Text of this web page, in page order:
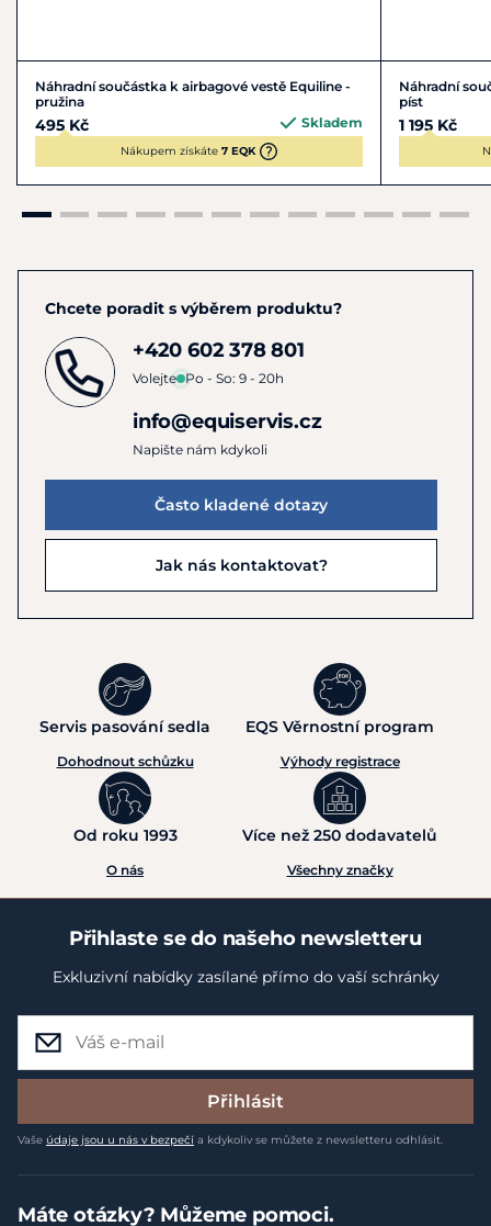
Náhradní součástka k airbagové vestě Equiline -
pružina
495 Kč Skladem
Nákupem získáte 7 EQK
Náhradní
píst
1 195 Kč
Chcete poradit s výběrem produktu?
+420 602 378 801
Volejte Po - So: 9 - 20h
info@equiservis.cz
Napište nám kdykoli
Často kladené dotazy
Jak nás kontaktovat?
Servis pasování sedla
Dohodnout schůzku
EQS Věrnostní program
Výhody registrace
Od roku 1993
O nás
Více než 250 dodavatelů
Všechny značky
Přihlaste se do našeho newsletteru
Exkluzivní nabídky zasílané přímo do vaší schránky
Přihlásit
Vaše údaje jsou u nás v bezpečí a kdykoliv se můžete z newsletteru odhlásit.
Máte otázky? Můžeme pomoci.